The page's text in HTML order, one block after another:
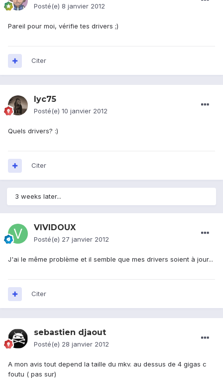
Posté(e) 8 janvier 2012
Pareil pour moi, vérifie tes drivers ;)
Citer
lyc75
Posté(e) 10 janvier 2012
Quels drivers? :)
Citer
3 weeks later...
VIVIDOUX
Posté(e) 27 janvier 2012
J'ai le même problème et il semble que mes drivers soient à jour...
Citer
sebastien djaout
Posté(e) 28 janvier 2012
A mon avis tout depend la taille du mkv. au dessus de 4 gigas c
foutu ( pas sur)